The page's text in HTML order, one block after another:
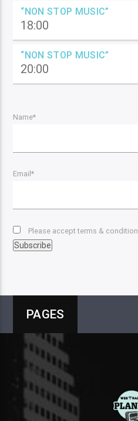
“NON STOP MUSIC”
18:00
“NON STOP MUSIC”
20:00
Name*
Email*
Please accept terms & condition
PAGES